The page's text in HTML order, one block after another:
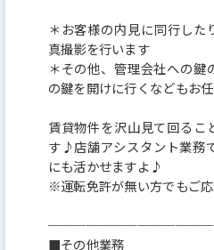
＊お客様の内見に同行した
真撮影を行います
＊その他、管理会社への鍵
の鍵を開けに行くなどもお
賃貸物件を沢山見て回るこ
す♪店舗アシスタント業務
にも活かせますよ♪
※運転免許が無い方でもご
─────────────
■その他業務